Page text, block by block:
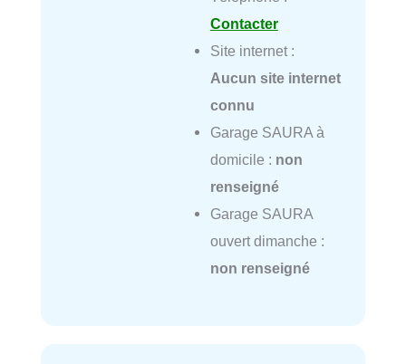
Contacter
Site internet :
Aucun site internet
connu
Garage SAURA à
domicile : non
renseigné
Garage SAURA
ouvert dimanche :
non renseigné